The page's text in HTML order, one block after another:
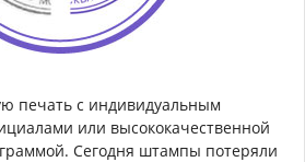
печать с индивидуальным
или высококачественной
Сегодня штампы потеряли